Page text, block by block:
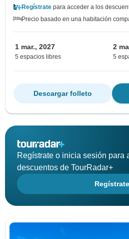
Regístrate para acceder a los
Precio basado en una habitación
1 mar., 2027
5 espacios libres
2
5
Descargar folleto
Regístrate o inicia sesión para
descuentos de TourRadar+
Regístrate